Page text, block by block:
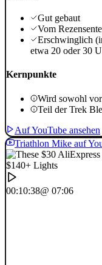
Gut gebaut
Vom
Erschwinglich
etwa 20 oder 30
Kernpunkte
Wird sowohl
Teil der Trek
Auf YouTube ansehen
Triathlon Mike auf
00:10:38@ 07:06